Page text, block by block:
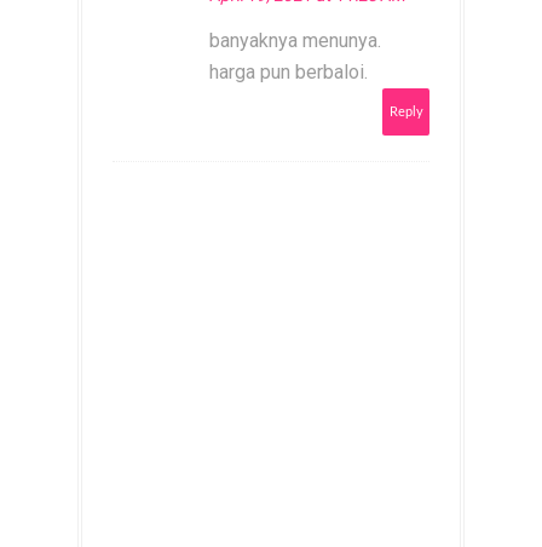
banyaknya menunya.
harga pun berbaloi.
Reply